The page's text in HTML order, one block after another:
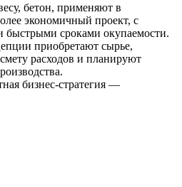
бетон, применяют в
экономичный проект, с
сроками окупаемости.
приобретают сырье,
расходов и планируют
бизнес-стратегия —